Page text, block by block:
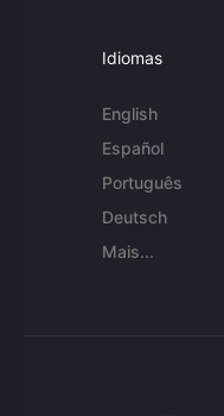
Idiomas
English
Español
Português
Deutsch
Mais...